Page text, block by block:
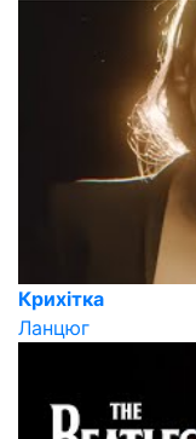
Крихітка
Ланцюг